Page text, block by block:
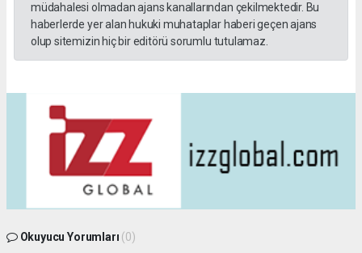
müdahalesi olmadan ajans kanallarından çekilmektedir. Bu
haberlerde yer alan hukuki muhataplar haberi geçen ajans
olup sitemizin hiç bir editörü sorumlu tutulamaz.
Okuyucu Yorumları (0)